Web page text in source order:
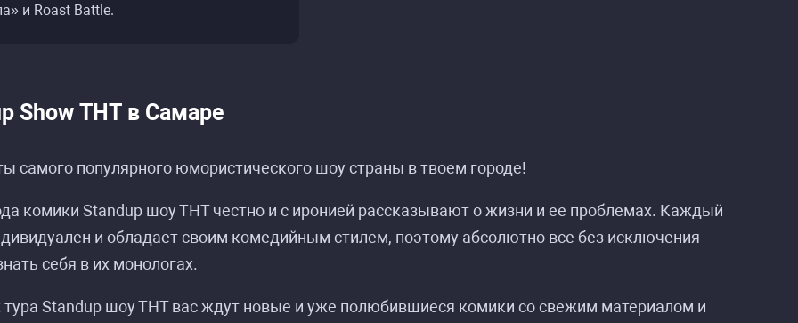
и Roast Battle.
Show ТНТ в Самаре
самого популярного юмористического шоу страны в твоем городе!
комики Standup шоу ТНТ честно и с иронией рассказывают о жизни и ее проблемах. Каждый
и обладает своим комедийным стилем, поэтому абсолютно все без исключения
себя в их монологах.
тура Standup шоу ТНТ вас ждут новые и уже полюбившиеся комики со свежим материалом и